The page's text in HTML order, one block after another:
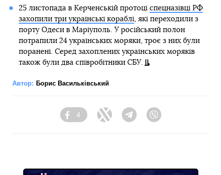
25 листопада в Керченській протоці спецназівці РФ
захопили три українські кораблі, які переходили з
порту Одеси в Маріуполь. У російський полон
потрапили 24 українських моряки, троє з них були
поранені. Серед захоплених українських моряків
також були два співробітники СБУ.
Автор: Борис Васильківський
Facebook
4
Twitter Telegram